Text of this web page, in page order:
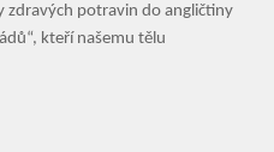
zdravých potravin do angličtiny
kteří našemu tělu